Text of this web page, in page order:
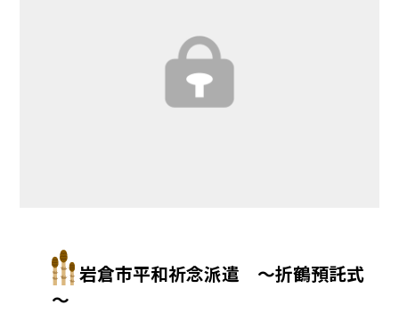
岩倉市平和祈念派遣 ～折鶴預託式
～